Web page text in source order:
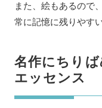
また、絵もあるので
常に記憶に残りやす
名作にちり
エッセンス